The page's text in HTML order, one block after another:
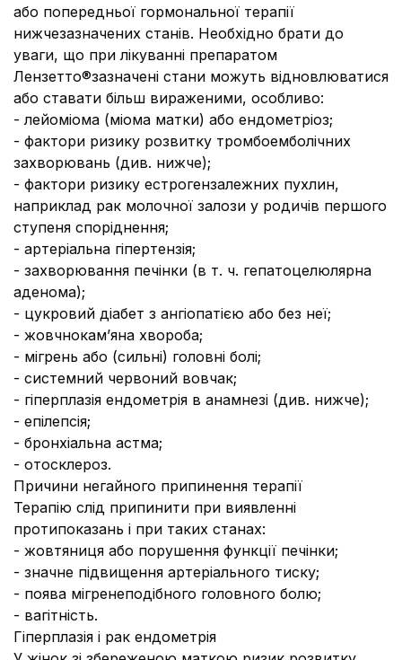
або попередньої гормональної терапії
нижчезазначених станів. Необхідно брати до
уваги, що при лікуванні препаратом
Лензетто®зазначені стани можуть відновлюватися
або ставати більш вираженими, особливо:
- лейоміома (міома матки) або ендометріоз;
- фактори ризику розвитку тромбоемболічних
захворювань (див. нижче);
- фактори ризику естрогензалежних пухлин,
наприклад рак молочної залози у родичів першого
ступеня споріднення;
- артеріальна гіпертензія;
- захворювання печінки (в т. ч. гепатоцелюлярна
аденома);
- цукровий діабет з ангіопатією або без неї;
- жовчнокам’яна хвороба;
- мігрень або (сильні) головні болі;
- системний червоний вовчак;
- гіперплазія ендометрія в анамнезі (див. нижче);
- епілепсія;
- бронхіальна астма;
- отосклероз.
Причини негайного припинення терапії
Терапію слід припинити при виявленні
протипоказань і при таких станах:
- жовтяниця або порушення функції печінки;
- значне підвищення артеріального тиску;
- поява мігренеподібного головного болю;
- вагітність.
Гіперплазія і рак ендометрія